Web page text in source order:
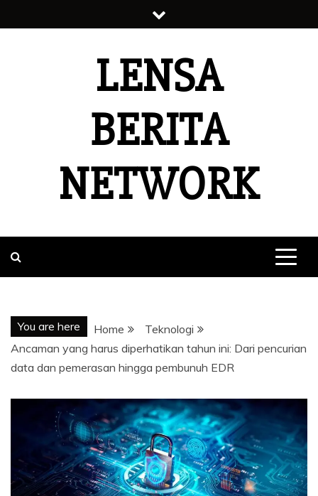
to
LENSA
BERITA
NETWORK
You are here Home
Teknologi
Ancaman yang harus diperhatikan tahun ini: Dari pencurian
data dan pemerasan hingga pembunuh EDR